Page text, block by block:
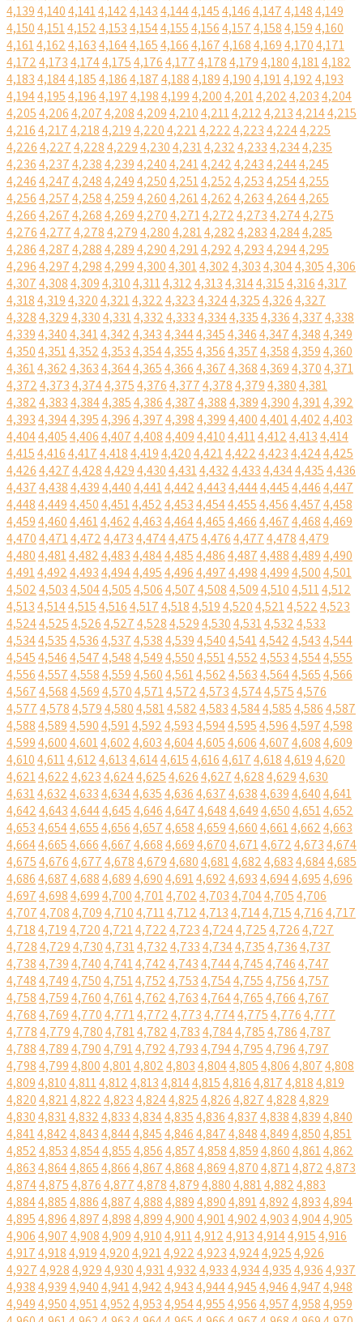
4,1394,1404,1414,1424,1434,1444,1454,1464,1474,1484,149
4,1504,1514,1524,1534,1544,1554,1564,1574,1584,1594,160
4,1614,1624,1634,1644,1654,1664,1674,1684,1694,1704,171
4,1724,1734,1744,1754,1764,1774,1784,1794,1804,1814,182
4,1834,1844,1854,1864,1874,1884,1894,1904,1914,1924,193
4,1944,1954,1964,1974,1984,1994,2004,2014,2024,2034,204
4,2054,2064,2074,2084,2094,2104,2114,2124,2134,2144,215
4,2164,2174,2184,2194,2204,2214,2224,2234,2244,225
4,2264,2274,2284,2294,2304,2314,2324,2334,2344,235
4,2364,2374,2384,2394,2404,2414,2424,2434,2444,245
4,2464,2474,2484,2494,2504,2514,2524,2534,2544,255
4,2564,2574,2584,2594,2604,2614,2624,2634,2644,265
4,2664,2674,2684,2694,2704,2714,2724,2734,2744,275
4,2764,2774,2784,2794,2804,2814,2824,2834,2844,285
4,2864,2874,2884,2894,2904,2914,2924,2934,2944,295
4,2964,2974,2984,2994,3004,3014,3024,3034,3044,3054,306
4,3074,3084,3094,3104,3114,3124,3134,3144,3154,3164,317
4,3184,3194,3204,3214,3224,3234,3244,3254,3264,327
4,3284,3294,3304,3314,3324,3334,3344,3354,3364,3374,338
4,3394,3404,3414,3424,3434,3444,3454,3464,3474,3484,349
4,3504,3514,3524,3534,3544,3554,3564,3574,3584,3594,360
4,3614,3624,3634,3644,3654,3664,3674,3684,3694,3704,371
4,3724,3734,3744,3754,3764,3774,3784,3794,3804,381
4,3824,3834,3844,3854,3864,3874,3884,3894,3904,3914,392
4,3934,3944,3954,3964,3974,3984,3994,4004,4014,4024,403
4,4044,4054,4064,4074,4084,4094,4104,4114,4124,4134,414
4,4154,4164,4174,4184,4194,4204,4214,4224,4234,4244,425
4,4264,4274,4284,4294,4304,4314,4324,4334,4344,4354,436
4,4374,4384,4394,4404,4414,4424,4434,4444,4454,4464,447
4,4484,4494,4504,4514,4524,4534,4544,4554,4564,4574,458
4,4594,4604,4614,4624,4634,4644,4654,4664,4674,4684,469
4,4704,4714,4724,4734,4744,4754,4764,4774,4784,479
4,4804,4814,4824,4834,4844,4854,4864,4874,4884,4894,490
4,4914,4924,4934,4944,4954,4964,4974,4984,4994,5004,501
4,5024,5034,5044,5054,5064,5074,5084,5094,5104,5114,512
4,5134,5144,5154,5164,5174,5184,5194,5204,5214,5224,523
4,5244,5254,5264,5274,5284,5294,5304,5314,5324,533
4,5344,5354,5364,5374,5384,5394,5404,5414,5424,5434,544
4,5454,5464,5474,5484,5494,5504,5514,5524,5534,5544,555
4,5564,5574,5584,5594,5604,5614,5624,5634,5644,5654,566
4,5674,5684,5694,5704,5714,5724,5734,5744,5754,576
4,5774,5784,5794,5804,5814,5824,5834,5844,5854,5864,587
4,5884,5894,5904,5914,5924,5934,5944,5954,5964,5974,598
4,5994,6004,6014,6024,6034,6044,6054,6064,6074,6084,609
4,6104,6114,6124,6134,6144,6154,6164,6174,6184,6194,620
4,6214,6224,6234,6244,6254,6264,6274,6284,6294,630
4,6314,6324,6334,6344,6354,6364,6374,6384,6394,6404,641
4,6424,6434,6444,6454,6464,6474,6484,6494,6504,6514,652
4,6534,6544,6554,6564,6574,6584,6594,6604,6614,6624,663
4,6644,6654,6664,6674,6684,6694,6704,6714,6724,6734,674
4,6754,6764,6774,6784,6794,6804,6814,6824,6834,6844,685
4,6864,6874,6884,6894,6904,6914,6924,6934,6944,6954,696
4,6974,6984,6994,7004,7014,7024,7034,7044,7054,706
4,7074,7084,7094,7104,7114,7124,7134,7144,7154,7164,717
4,7184,7194,7204,7214,7224,7234,7244,7254,7264,727
4,7284,7294,7304,7314,7324,7334,7344,7354,7364,737
4,7384,7394,7404,7414,7424,7434,7444,7454,7464,747
4,7484,7494,7504,7514,7524,7534,7544,7554,7564,757
4,7584,7594,7604,7614,7624,7634,7644,7654,7664,767
4,7684,7694,7704,7714,7724,7734,7744,7754,7764,777
4,7784,7794,7804,7814,7824,7834,7844,7854,7864,787
4,7884,7894,7904,7914,7924,7934,7944,7954,7964,797
4,7984,7994,8004,8014,8024,8034,8044,8054,8064,8074,808
4,8094,8104,8114,8124,8134,8144,8154,8164,8174,8184,819
4,8204,8214,8224,8234,8244,8254,8264,8274,8284,829
4,8304,8314,8324,8334,8344,8354,8364,8374,8384,8394,840
4,8414,8424,8434,8444,8454,8464,8474,8484,8494,8504,851
4,8524,8534,8544,8554,8564,8574,8584,8594,8604,8614,862
4,8634,8644,8654,8664,8674,8684,8694,8704,8714,8724,873
4,8744,8754,8764,8774,8784,8794,8804,8814,8824,883
4,8844,8854,8864,8874,8884,8894,8904,8914,8924,8934,894
4,8954,8964,8974,8984,8994,9004,9014,9024,9034,9044,905
4,9064,9074,9084,9094,9104,9114,9124,9134,9144,9154,916
4,9174,9184,9194,9204,9214,9224,9234,9244,9254,926
4,9274,9284,9294,9304,9314,9324,9334,9344,9354,9364,937
4,9384,9394,9404,9414,9424,9434,9444,9454,9464,9474,948
4,9494,9504,9514,9524,9534,9544,9554,9564,9574,9584,959